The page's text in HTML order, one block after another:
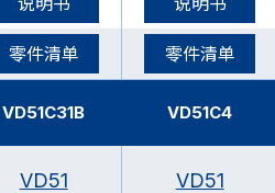
零件清单 零件清单
VD51C31B VD51C4
VD51 VD51